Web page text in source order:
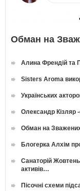
Обман на
Алина Френдій та
Sisters Aroma
Українських
Олександр Кізляр
Обман на
Блогерка Алхім
Санаторій
активів…
Пісочні схеми